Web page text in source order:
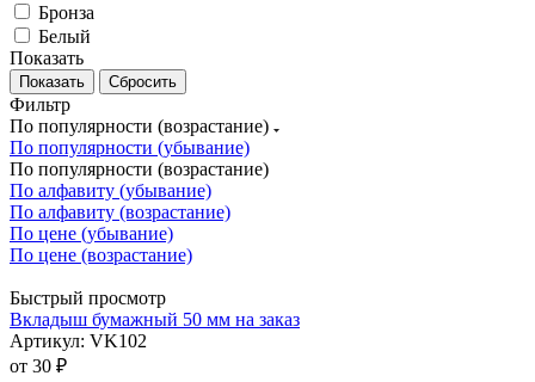
Бронза
Белый
Показать
Сбросить
Фильтр
По популярности (возрастание)
По популярности (убывание)
По популярности (возрастание)
По алфавиту (убывание)
По алфавиту (возрастание)
По цене (убывание)
По цене (возрастание)
Быстрый просмотр
Вкладыш бумажный 50 мм на заказ
Артикул: VK102
от 30 ₽